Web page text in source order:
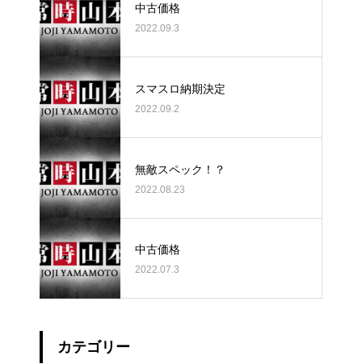
中古価格
2022.09.3
スマスロ納期決定
2022.09.2
無敵スペック！？
2022.08.23
中古価格
2022.07.3
カテゴリー